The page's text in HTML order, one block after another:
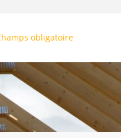
obligatoire